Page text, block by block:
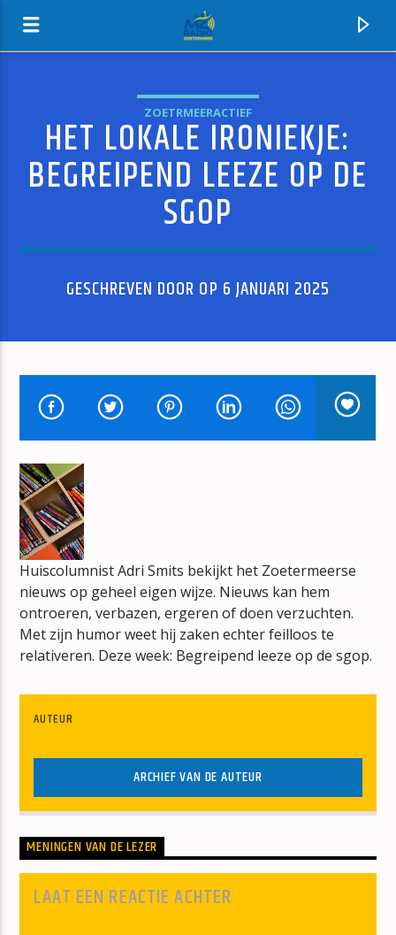
MZ-RADIO
HUIDIG NUMMER
IT WILL MAKE ME CRAZY
FELIX
mz-radio
ZOETRMEERACTIEF
HET LOKALE IRONIEKJE:
BEGREIPEND LEEZE OP DE
SGOP
GESCHREVEN DOOR OP 6 JANUARI 2025
Huiscolumnist Adri Smits bekijkt het Zoetermeerse
nieuws op geheel eigen wijze. Nieuws kan hem
ontroeren, verbazen, ergeren of doen verzuchten.
Met zijn humor weet hij zaken echter feilloos te
relativeren. Deze week: Begreipend leeze op de sgop.
AUTEUR
ARCHIEF VAN DE AUTEUR
MENINGEN VAN DE LEZER
LAAT EEN REACTIE ACHTER